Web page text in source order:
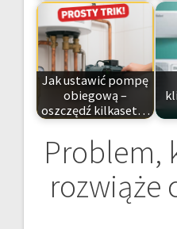
Jak ustawić pompę
obiegową –
oszczędź kilkaset…
Problem,
rozwiąże